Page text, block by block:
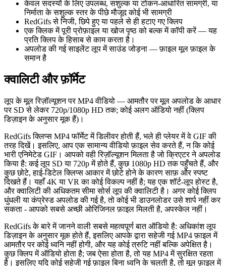
केवल सदस्यों के लिए उपलब्ध, सशुल्क या टोकन-आधारित सामग्री, या
निर्माता के सशुल्क स्तर के पीछे मौजूद कोई भी सामग्री
RedGifs से निजी, छिपे हुए या पहले से ही हटाए गए क्लिप
एक क्लिक में पूरी प्रोफ़ाइल या खोज पृष्ठ को बल्क में कॉपी करें — यह
प्रति क्लिप के हिसाब से काम करता है।
अपलोड की गई साइलेंट लूप में साउंड जोड़ना — फ़ाइल मूल फ़ाइल के
समान है
क्वालिटी और फ़ॉर्मेट
लूप के मूल रिज़ॉल्यूशन पर MP4 वीडियो — आमतौर पर मूल अपलोड के आधार
पर SD से लेकर 720p/1080p HD तक; कोई अलग ऑडियो नहीं (क्लिप
डिज़ाइन के अनुसार मूक हैं)।
RedGifs क्लिप्स MP4 फॉर्मेट में डिलीवर होती हैं, भले ही प्लेयर में वे GIF की
तरह दिखें। इसलिए, आप एक सामान्य वीडियो फ़ाइल सेव करते हैं, न कि कोई
भारी एनिमेटेड GIF। आपको वही रिज़ॉल्यूशन मिलता है जो क्रिएटर ने अपलोड
किया है: कई लूप SD या 720p में होते हैं, कुछ 1080p HD तक पहुँचते हैं, और
कुछ छोटे, हाई-डिटेल क्लिप्स आकार में छोटे होने के कारण साफ़ और स्पष्ट
दिखते हैं। यहाँ 4K या VR का कोई विकल्प नहीं है; यह एक शॉर्ट-लूप होस्ट है,
और क्वालिटी की अधिकतम सीमा सोर्स लूप की क्वालिटी है। अगर कोई क्लिप
धुंधली या कंप्रेस्ड अपलोड की गई है, तो कोई भी डाउनलोडर उसे शार्प नहीं कर
सकता - आपको सबसे अच्छी ओरिजिनल फ़ाइल मिलती है, अपस्केल नहीं।
RedGifs के बारे में जानने वाली सबसे महत्वपूर्ण बात ऑडियो है: अधिकांश लूप
डिज़ाइन के अनुसार मूक होते हैं, इसलिए आपके द्वारा सहेजी गई MP4 फ़ाइल में
आमतौर पर कोई ध्वनि नहीं होगी, और यह कोई त्रुटि नहीं बल्कि अपेक्षित है।
कुछ क्लिप में ऑडियो होता है; जब ऐसा होता है, तो यह MP4 में सुरक्षित रहता
है। इसलिए यदि कोई सहेजी गई फ़ाइल बिना ध्वनि के चलती है, तो मूल फ़ाइल में